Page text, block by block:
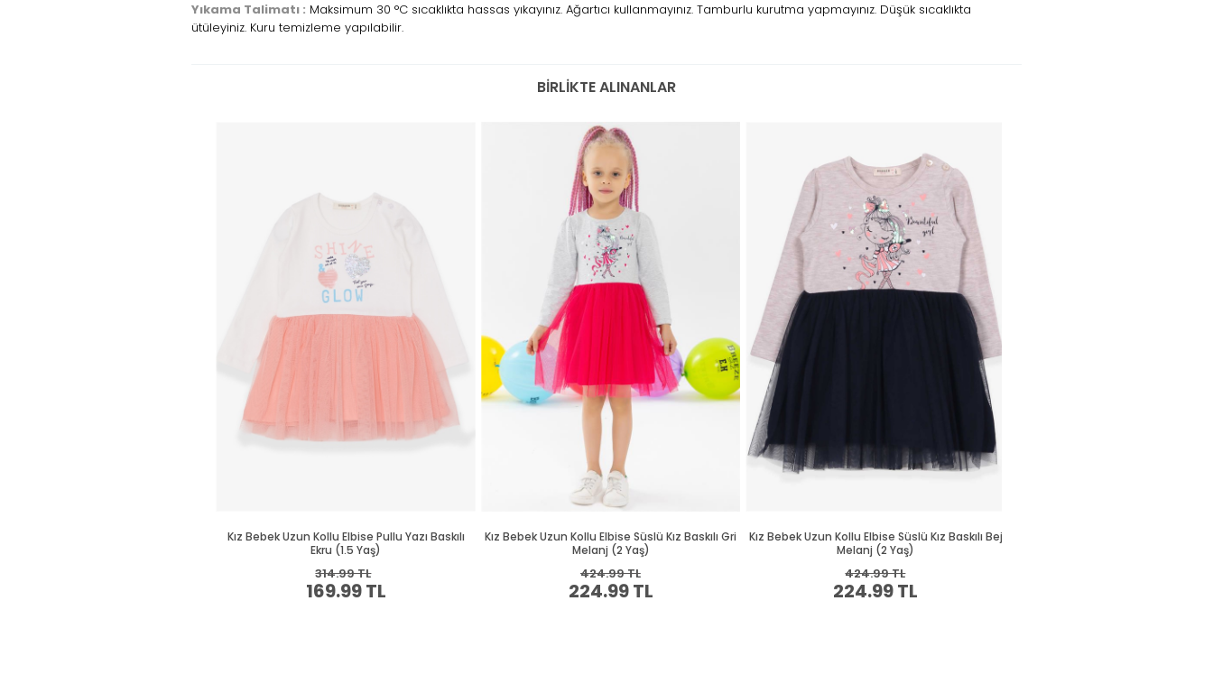
Yıkama Talimatı : Maksimum 30 °C sıcaklıkta hassas yıkayınız. Ağartıcı kullanmayınız. Tamburlu kurutma yapmayınız. Düşük sıcaklıkta
ütüleyiniz. Kuru temizleme yapılabilir.